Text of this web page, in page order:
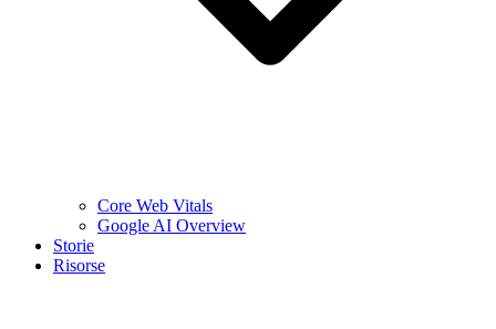
Core Web Vitals
Google AI Overview
Storie
Risorse